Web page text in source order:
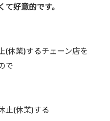
好意的です。
(休業)するチェーン店を
で
止(休業)する